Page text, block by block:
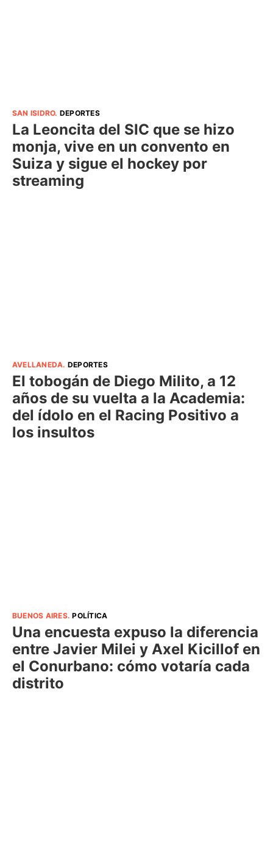
SAN ISIDRO. DEPORTES
La Leoncita del SIC que se hizo
monja, vive en un convento en
Suiza y sigue el hockey por
streaming
AVELLANEDA. DEPORTES
El tobogán de Diego Milito, a 12
años de su vuelta a la Academia:
del ídolo en el Racing Positivo a
los insultos
BUENOS AIRES.POLÍTICA
Una encuesta expuso la diferencia
entre Javier Milei y Axel Kicillof en
el Conurbano: cómo votaría cada
distrito